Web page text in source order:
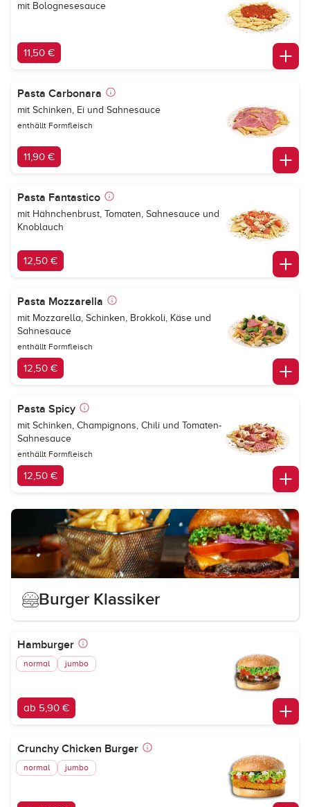
mit Bolognesesauce
11,50 €
Pasta Carbonara
mit Schinken, Ei und Sahnesauce
enthällt Formfleisch
11,90 €
Pasta Fantastico
mit Hähnchenbrust, Tomaten, Sahnesauce und
Knoblauch
12,50 €
Pasta Mozzarella
mit Mozzarella, Schinken, Brokkoli, Käse und
Sahnesauce
enthällt Formfleisch
12,50 €
Pasta Spicy
mit Schinken, Champignons, Chili und Tomaten-
Sahnesauce
enthällt Formfleisch
12,50 €
Burger Klassiker
Hamburger
normal jumbo
ab 5,90 €
Crunchy Chicken Burger
normal jumbo